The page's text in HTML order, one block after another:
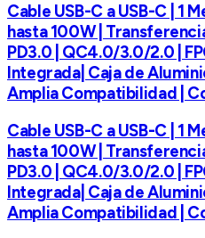
Cable USB-C a USB-C | 1
hasta 100W |
PD3.0 | QC4.0/3.0/2.0 |
Integrada| Caja de
Amplia Compatibilidad |
Cable USB-C a USB-C | 1
hasta 100W |
PD3.0 | QC4.0/3.0/2.0 |
Integrada| Caja de
Amplia Compatibilidad |